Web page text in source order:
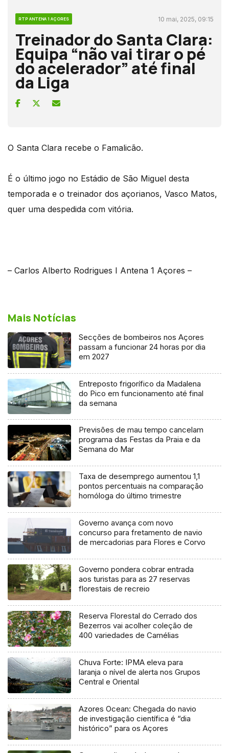
RTP ANTENA 1 AÇORES 10 mai, 2025, 09:15
Treinador do Santa Clara:
Equipa “não vai tirar o pé
do acelerador” até final
da Liga
O Santa Clara recebe o Famalicão.
É o último jogo no Estádio de São Miguel desta
temporada e o treinador dos açorianos, Vasco Matos,
quer uma despedida com vitória.
– Carlos Alberto Rodrigues I Antena 1 Açores –
Mais Notícias
Secções de bombeiros nos Açores
passam a funcionar 24 horas por dia
em 2027
Entreposto frigorífico da Madalena
do Pico em funcionamento até final
da semana
Previsões de mau tempo cancelam
programa das Festas da Praia e da
Semana do Mar
Taxa de desemprego aumentou 1,1
pontos percentuais na comparação
homóloga do último trimestre
Governo avança com novo
concurso para fretamento de navio
de mercadorias para Flores e Corvo
Governo pondera cobrar entrada
aos turistas para as 27 reservas
florestais de recreio
Reserva Florestal do Cerrado dos
Bezerros vai acolher coleção de
400 variedades de Camélias
Chuva Forte: IPMA eleva para
laranja o nível de alerta nos Grupos
Central e Oriental
Azores Ocean: Chegada do navio
de investigação científica é “dia
histórico” para os Açores